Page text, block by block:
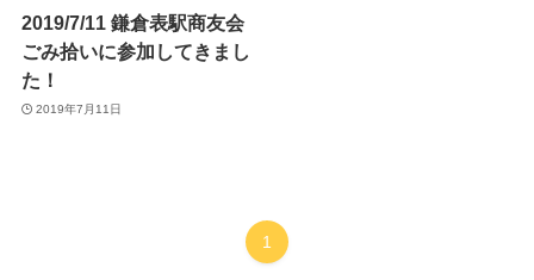
2019/7/11 鎌倉表駅商友会
ごみ拾いに参加してきまし
た！
2019年7月11日
1